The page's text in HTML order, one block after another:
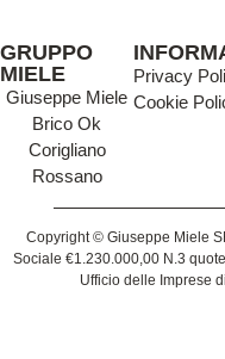
GRUPPO
MIELE
Giuseppe Miele
Brico Ok
Corigliano
Rossano
Privacy
Cookie
Copyright © Giuseppe Miele
Sociale €1.230.000,00 N.3
Ufficio delle Imprese